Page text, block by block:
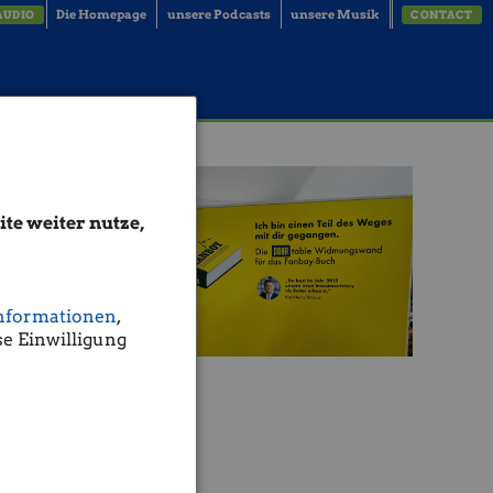
weiter nutze,
,
Einwilligung
Die Homepage unsere Podcasts unsere Musik CONTACT